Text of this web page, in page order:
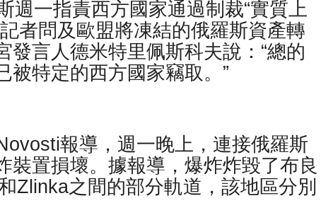
一指責西方國家通過制裁“實質上
者問及歐盟將凍結的俄羅斯資產轉
言人德米特里佩斯科夫說：“總的
被特定的西方國家竊取。”
報導，週一晚上，連接俄羅斯
裝置損壞。據報導，爆炸炸毀了布良
Zlinka之間的部分軌道，該地區分別